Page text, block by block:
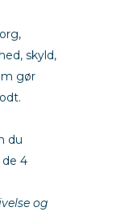
skyld,
gør
du
4
og